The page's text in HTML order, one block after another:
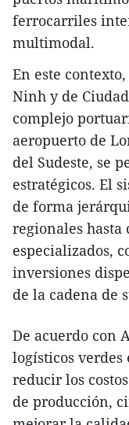
ferrocarriles
multimodal.
En este
Ninh y de
complejo
aeropuerto de
del Sudeste, se
estratégicos. El
de forma
regionales hasta
especializados,
inversiones
de la cadena de
De acuerdo con
logísticos
reducir los
de producción,